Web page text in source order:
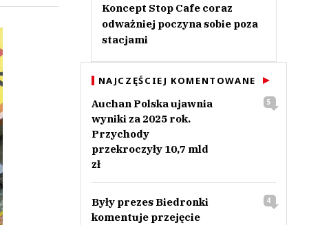
Koncept Stop Cafe coraz
odważniej poczyna sobie poza
stacjami
NAJCZĘŚCIEJ KOMENTOWANE
Auchan Polska ujawnia
wyniki za 2025 rok.
Przychody
przekroczyły 10,7 mld
zł
5
Były prezes Biedronki
komentuje przejęcie
4